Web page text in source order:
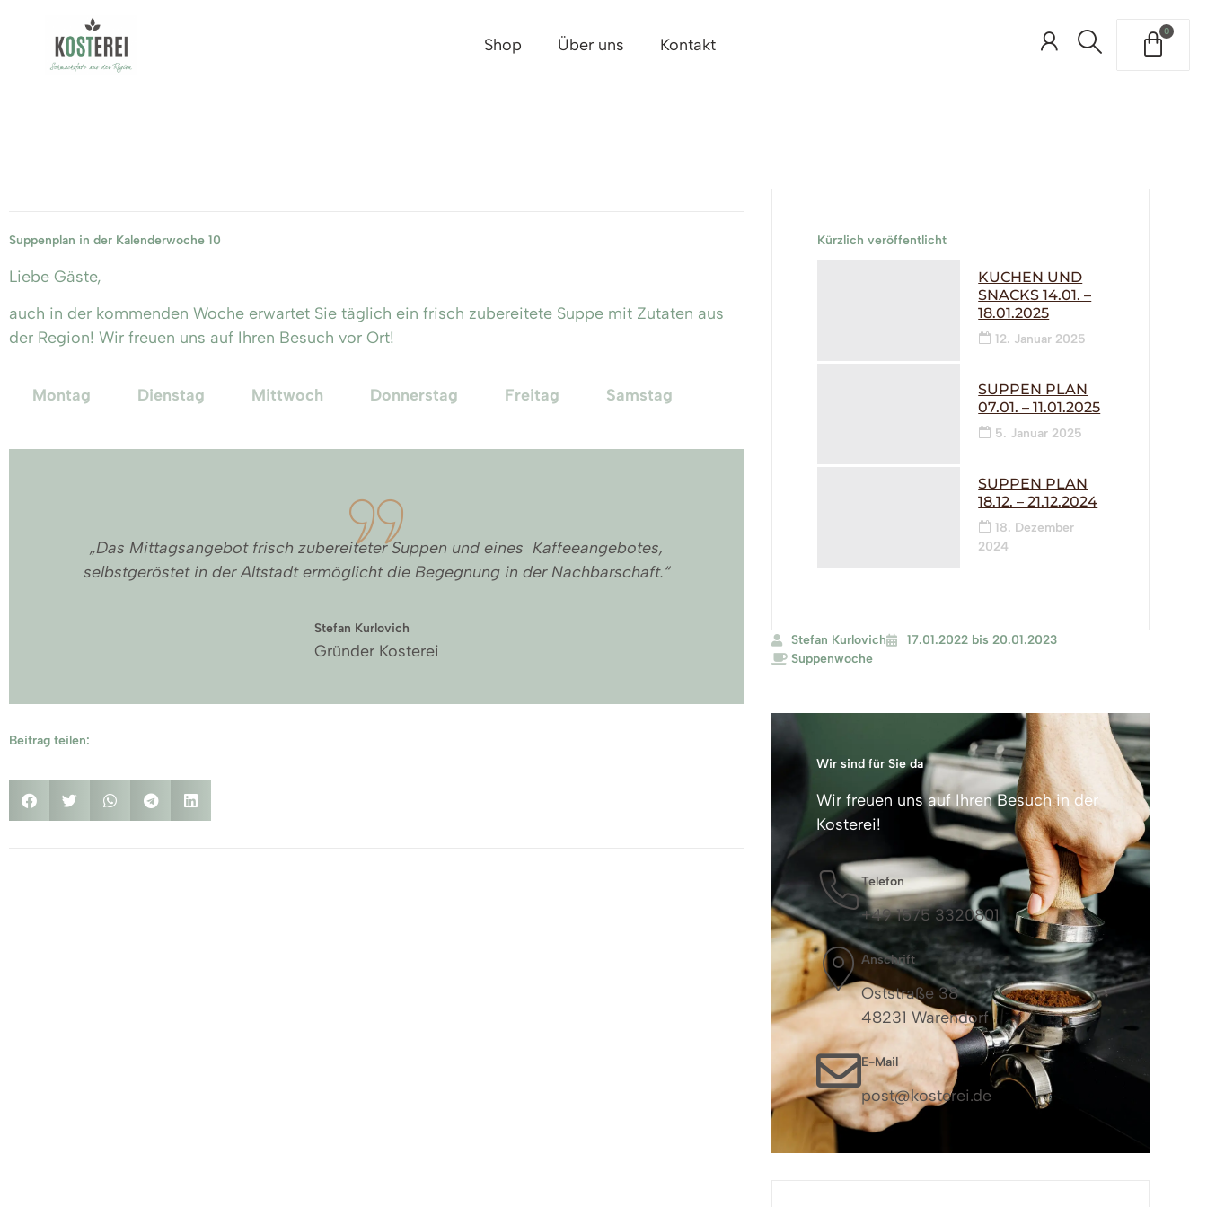
Shop Über uns Kontakt
0
Suppenplan in der Kalenderwoche 10
Liebe Gäste,
auch in der kommenden Woche erwartet Sie täglich ein frisch zubereitete Suppe mit Zutaten aus
der Region! Wir freuen uns auf Ihren Besuch vor Ort!
Montag Dienstag Mittwoch Donnerstag Freitag Samstag
„Das Mittagsangebot frisch zubereiteter Suppen und eines Kaffeeangebotes,
selbstgeröstet in der Altstadt ermöglicht die Begegnung in der Nachbarschaft.“
Stefan Kurlovich
Gründer Kosterei
Beitrag teilen:
Kürzlich veröffentlicht
KUCHEN UND
SNACKS 14.01. –
18.01.2025
12. Januar 2025
SUPPEN PLAN
07.01. – 11.01.2025
5. Januar 2025
SUPPEN PLAN
18.12. – 21.12.2024
18. Dezember
2024
Stefan Kurlovich
17.01.2022 bis 20.01.2023
Suppenwoche
Wir sind für Sie da
Wir freuen uns auf Ihren Besuch in der
Kosterei!
Telefon
+49 1575 3320801
Anschrift
Oststraße 38
48231 Warendorf
E-Mail
post@kosterei.de